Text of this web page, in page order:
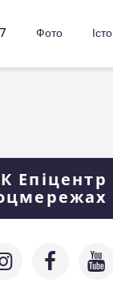
Фото
Епіцентр